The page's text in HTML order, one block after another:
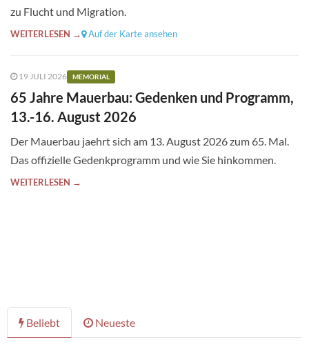
zu Flucht und Migration.
WEITERLESEN → Auf der Karte ansehen
19 JULI 2026 MEMORIAL
65 Jahre Mauerbau: Gedenken und Programm,
13.-16. August 2026
Der Mauerbau jaehrt sich am 13. August 2026 zum 65. Mal.
Das offizielle Gedenkprogramm und wie Sie hinkommen.
WEITERLESEN →
Beliebt Neueste